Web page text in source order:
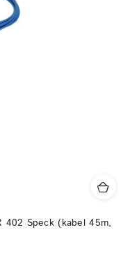
402 Speck (kabel 45m,